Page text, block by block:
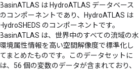
BasinATLAS は HydroATLAS データベース
のコンポーネントであり、HydroATLAS は
HydroSHEDS のコンポーネントです。
BasinATLAS は、世界中のすべての流域の水
環境属性情報を高い空間解像度で標準化し
てまとめたものです。このデータセットに
は、56 個の変数のデータが含まれており、